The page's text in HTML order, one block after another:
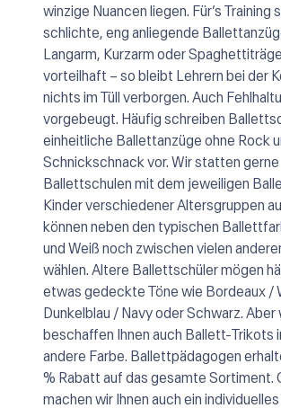
winzige Nuancen liegen. Für’s Training
schlichte, eng anliegende
Langarm, Kurzarm oder
vorteilhaft – so bleibt Lehrern bei der
nichts im Tüll verborgen. Auch
vorgebeugt. Häufig schreiben
einheitliche Ballettanzüge ohne Rock
Schnickschnack vor. Wir statten gerne
Ballettschulen mit dem jeweiligen
Kinder verschiedener Altersgruppen
können neben den typischen
und Weiß noch zwischen vielen
wählen. Altere Ballettschüler mögen
etwas gedeckte Töne wie Bordeaux /
Dunkelblau / Navy oder Schwarz. Aber
beschaffen Ihnen auch Ballett-Trikots
andere Farbe. Ballettpädagogen
% Rabatt auf das gesamte Sortiment.
machen wir Ihnen auch ein